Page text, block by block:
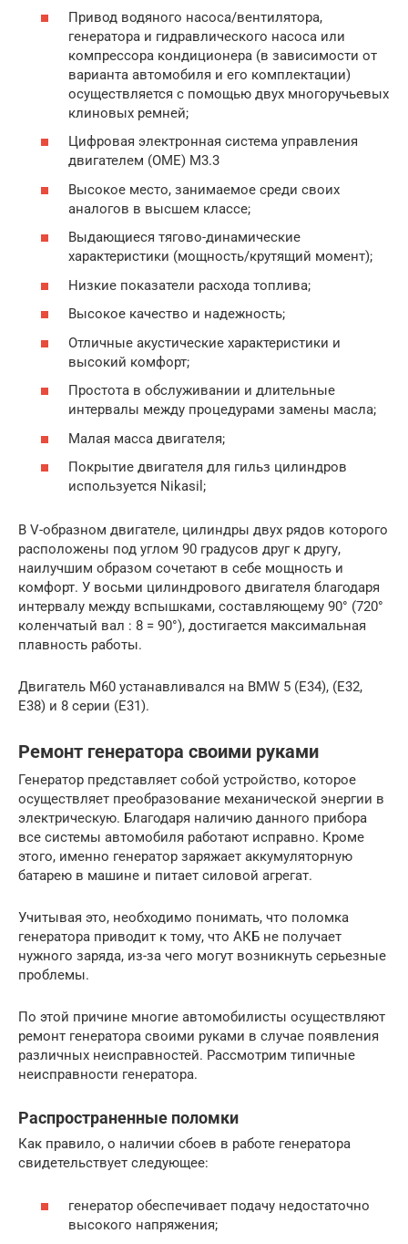
Привод водяного насоса/вентилятора,
генератора и гидравлического насоса или
компрессора кондиционера (в зависимости от
варианта автомобиля и его комплектации)
осуществляется с помощью двух многоручьевых
клиновых ремней;
Цифровая электронная система управления
двигателем (ОМЕ) М3.3
Высокое место, занимаемое среди своих
аналогов в высшем классе;
Выдающиеся тягово-динамические
характеристики (мощность/крутящий момент);
Низкие показатели расхода топлива;
Высокое качество и надежность;
Отличные акустические характеристики и
высокий комфорт;
Простота в обслуживании и длительные
интервалы между процедурами замены масла;
Малая масса двигателя;
Покрытие двигателя для гильз цилиндров
используется Nikasil;
В V-образном двигателе, цилиндры двух рядов которого
расположены под углом 90 градусов друг к другу,
наилучшим образом сочетают в себе мощность и
комфорт. У восьми цилиндрового двигателя благодаря
интервалу между вспышками, составляющему 90° (720°
коленчатый вал : 8 = 90°), достигается максимальная
плавность работы.
Двигатель M60 устанавливался на BMW 5 (E34), (E32,
E38) и 8 серии (E31).
Ремонт генератора своими руками
Генератор представляет собой устройство, которое
осуществляет преобразование механической энергии в
электрическую. Благодаря наличию данного прибора
все системы автомобиля работают исправно. Кроме
этого, именно генератор заряжает аккумуляторную
батарею в машине и питает силовой агрегат.
Учитывая это, необходимо понимать, что поломка
генератора приводит к тому, что АКБ не получает
нужного заряда, из-за чего могут возникнуть серьезные
проблемы.
По этой причине многие автомобилисты осуществляют
ремонт генератора своими руками в случае появления
различных неисправностей. Рассмотрим типичные
неисправности генератора.
Распространенные поломки
Как правило, о наличии сбоев в работе генератора
свидетельствует следующее:
генератор обеспечивает подачу недостаточно
высокого напряжения;